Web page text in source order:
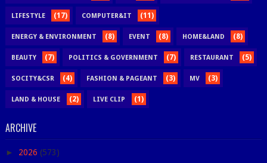
LIFESTYLE (17) COMPUTER&IT (11)
ENERGY & ENVIRONMENT (8) EVENT (8) HOME&LAND (8)
BEAUTY (7) POLITICS & GOVERNMENT (7) RESTAURANT (5)
SOCITY&CSR (4) FASHION & PAGEANT (3) MV (3)
LAND & HOUSE (2) LIVE CLIP (1)
ARCHIVE
► 2026 (573)